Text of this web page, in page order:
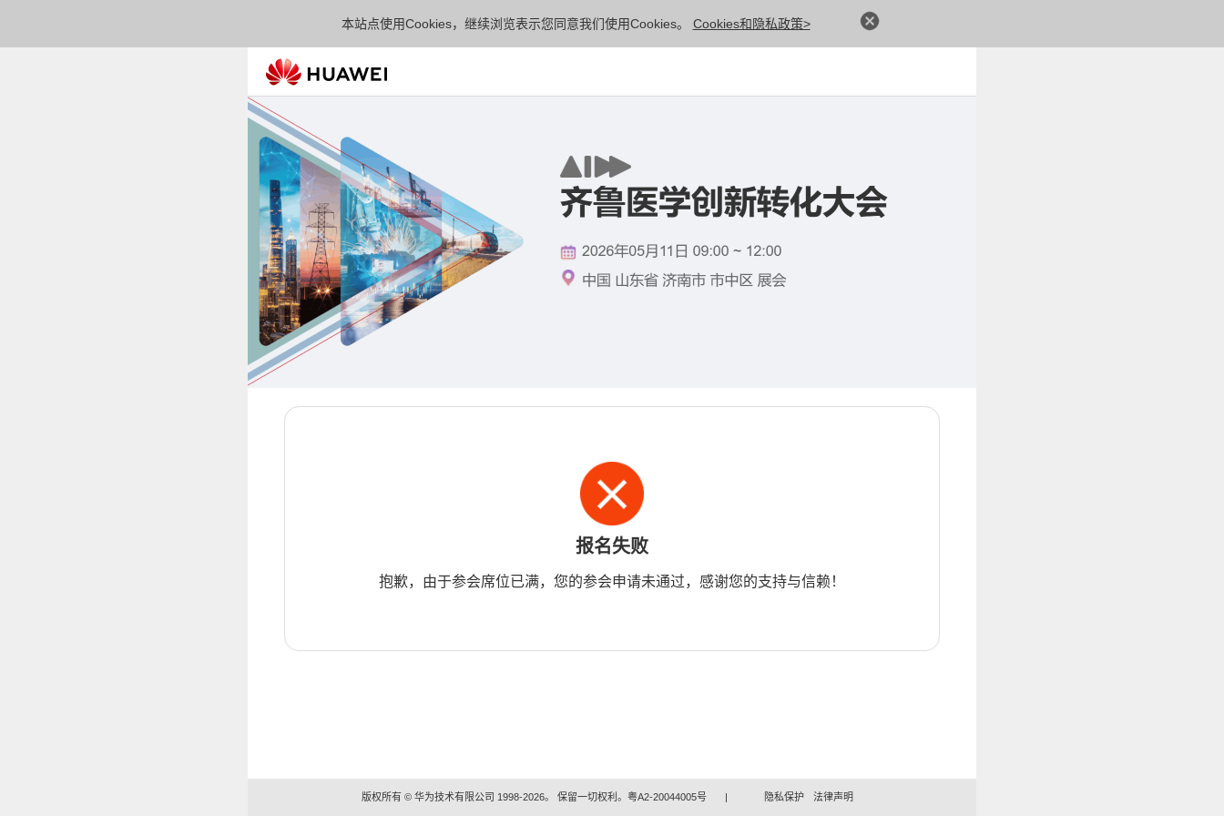
本站点使用Cookies，继续浏览表示您同意我们使用Cookies。 Cookies和隐私政策>
报名失败
抱歉，由于参会席位已满，您的参会申请未通过，感谢您的支持与信赖！
版权所有 © 华为技术有限公司 1998-2026。 保留一切权利。粤A2-20044005号 | 隐私保护 法律声明